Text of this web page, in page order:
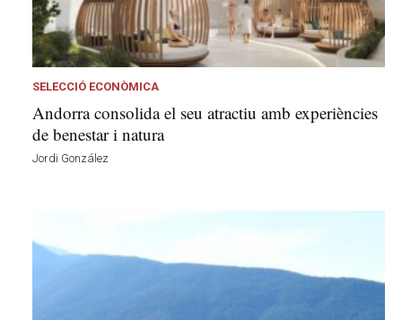
SELECCIÓ ECONÒMICA
Andorra consolida el seu atractiu amb experiències
de benestar i natura
Jordi González